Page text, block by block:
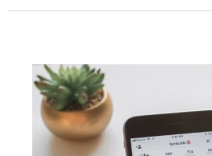
建
電
子
商